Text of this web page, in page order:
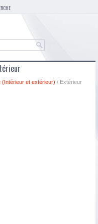
(Intérieur et extérieur) / Extérieur